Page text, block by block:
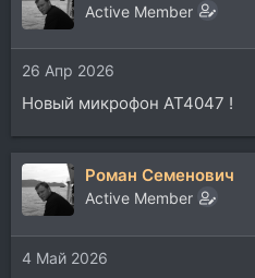
Active Member
26 Апр 2026
Новый микрофон AT4047 !
Роман Семенович
Active Member
4 Май 2026